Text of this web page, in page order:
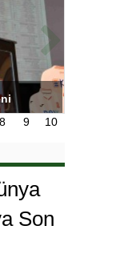
8 9 10
Son